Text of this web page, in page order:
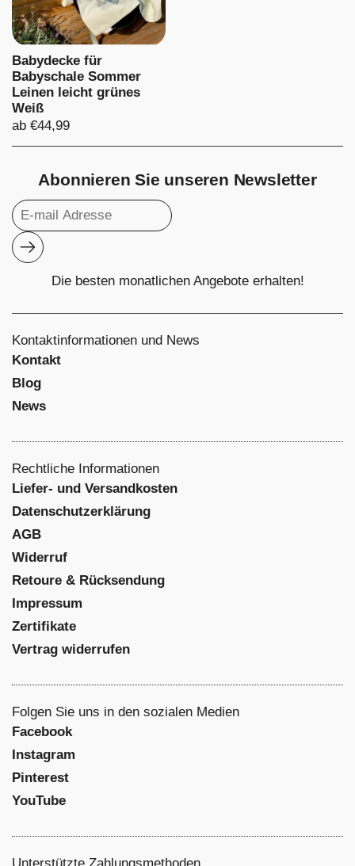
Babydecke für
Babyschale Sommer
Leinen leicht grünes
Weiß
Preis:
ab €44,99
Abonnieren Sie unseren Newsletter
Abonnieren
Die besten monatlichen Angebote erhalten!
Kontaktinformationen und News
Kontakt
Blog
News
Rechtliche Informationen
Liefer- und Versandkosten
Datenschutzerklärung
AGB
Widerruf
Retoure & Rücksendung
Impressum
Zertifikate
Vertrag widerrufen
Folgen Sie uns in den sozialen Medien
Facebook
Instagram
Pinterest
YouTube
NEWSLETTER
10% Gutschein Erhalten